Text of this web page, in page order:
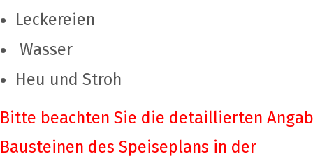
Leckereien
Wasser
Heu und Stroh
Bitte beachten Sie die detaillierten
Bausteinen des Speiseplans in der